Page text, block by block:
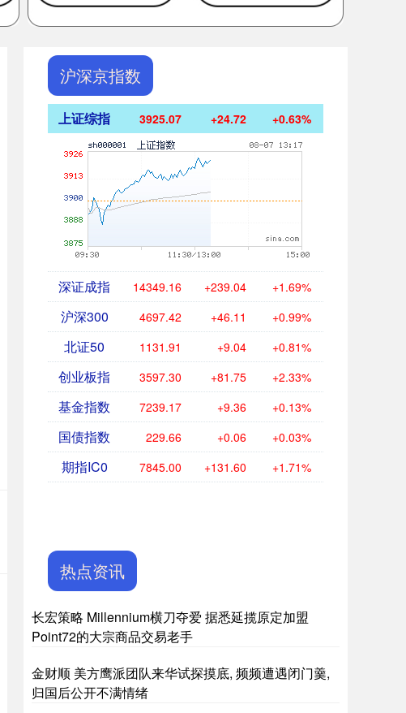
沪深京指数
上证综指 3925.07 +24.72 +0.63%
深证成指 14349.16 +239.04 +1.69%
沪深300 4697.42 +46.11 +0.99%
北证50 1131.91 +9.04 +0.81%
创业板指 3597.30 +81.75 +2.33%
基金指数 7239.17 +9.36 +0.13%
国债指数 229.66 +0.06 +0.03%
期指IC0 7845.00 +131.60 +1.71%
热点资讯
长宏策略 Millennium横刀夺爱 据悉延揽原定加盟
Point72的大宗商品交易老手
金财顺 美方鹰派团队来华试探摸底, 频频遭遇闭门羹,
归国后公开不满情绪